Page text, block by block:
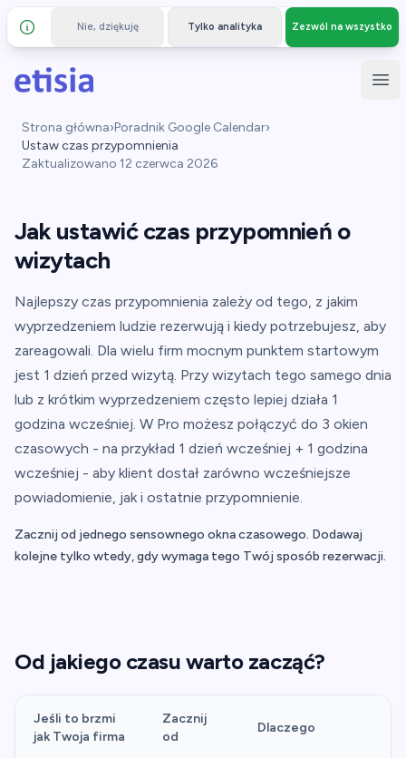
Szczegóły i prywatność
Nie, dziękuję Tylko analityka Zezwól na wszystko
Przejdź do głównej treści
Etisia
Strona główna›Poradnik Google Calendar›
Ustaw czas przypomnienia
Zaktualizowano 12 czerwca 2026
Jak ustawić czas przypomnień o
wizytach
Najlepszy czas przypomnienia zależy od tego, z jakim
wyprzedzeniem ludzie rezerwują i kiedy potrzebujesz, aby
zareagowali. Dla wielu firm mocnym punktem startowym
jest 1 dzień przed wizytą. Przy wizytach tego samego dnia
lub z krótkim wyprzedzeniem często lepiej działa 1
godzina wcześniej. W Pro możesz połączyć do 3 okien
czasowych - na przykład 1 dzień wcześniej + 1 godzina
wcześniej - aby klient dostał zarówno wcześniejsze
powiadomienie, jak i ostatnie przypomnienie.
Zacznij od jednego sensownego okna czasowego. Dodawaj
kolejne tylko wtedy, gdy wymaga tego Twój sposób rezerwacji.
Od jakiego czasu warto zacząć?
Jeśli to brzmi
jak Twoja firma
Zacznij
od
Dlaczego